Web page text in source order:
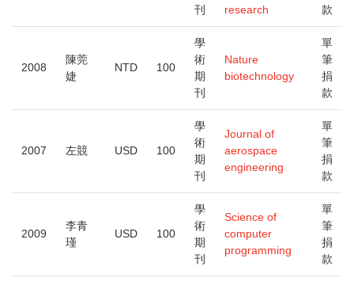
刊
research
款
2008
陳莞
婕
NTD 100
學
術
期
刊
Nature
biotechnology
單
筆
捐
款
2007 左競 USD 100
學
術
期
刊
Journal of
aerospace
engineering
單
筆
捐
款
2009
李青
瑾
USD 100
學
術
期
刊
Science of
computer
programming
單
筆
捐
款